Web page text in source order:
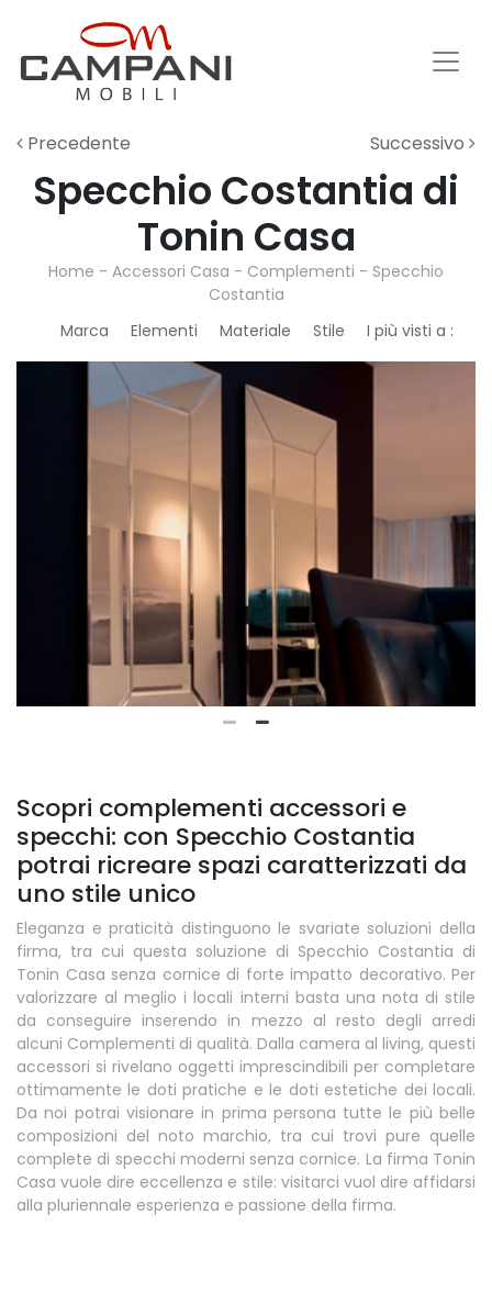
Precedente Successivo
Specchio Costantia di
Tonin Casa
Home - Accessori Casa - Complementi - Specchio
Costantia
Marca
Elementi Materiale Stile I più visti a :
Scopri complementi accessori e
specchi: con Specchio Costantia
potrai ricreare spazi caratterizzati da
uno stile unico
Eleganza e praticità distinguono le svariate soluzioni della
firma, tra cui questa soluzione di Specchio Costantia di
Tonin Casa senza cornice di forte impatto decorativo. Per
valorizzare al meglio i locali interni basta una nota di stile
da conseguire inserendo in mezzo al resto degli arredi
alcuni Complementi di qualità. Dalla camera al living, questi
accessori si rivelano oggetti imprescindibili per completare
ottimamente le doti pratiche e le doti estetiche dei locali.
Da noi potrai visionare in prima persona tutte le più belle
composizioni del noto marchio, tra cui trovi pure quelle
complete di specchi moderni senza cornice. La firma Tonin
Casa vuole dire eccellenza e stile: visitarci vuol dire affidarsi
alla pluriennale esperienza e passione della firma.